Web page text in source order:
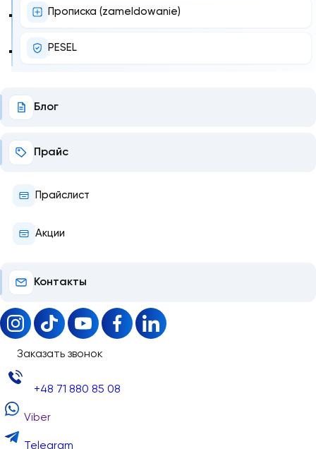
Прописка (zameldowanie)
PESEL
Блог
Прайс
Прайслист
Акции
Контакты
Заказать звонок
+48 71 880 85 08
Viber
Telegram